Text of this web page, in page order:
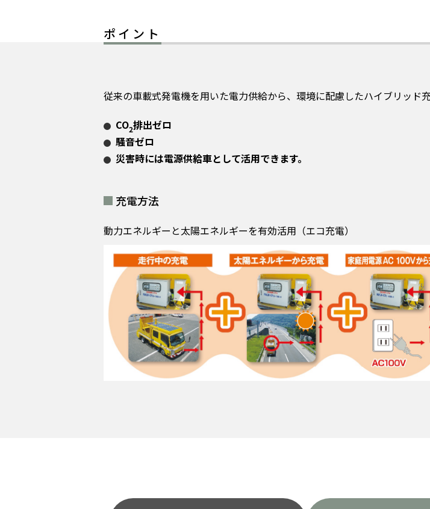
ポイント
従来の車載式発電機を用いた電力供給から、環境に配慮したハイブリッド
CO2排出ゼロ
騒音ゼロ
災害時には電源供給車として活用できます。
充電方法
動力エネルギーと太陽エネルギーを有効活用（エコ充電）